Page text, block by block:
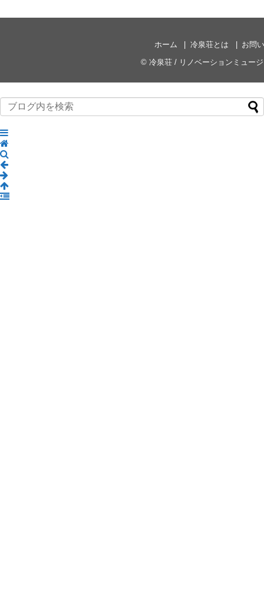
ホーム 冷泉荘とは
お問
© 冷泉荘 / リノベーションミュー